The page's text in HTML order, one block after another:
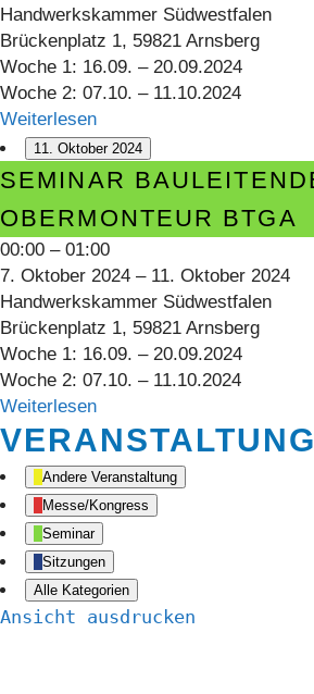
Handwerkskammer Südwestfalen
Brückenplatz 1, 59821 Arnsberg
Woche 1: 16.09. – 20.09.2024
Woche 2: 07.10. – 11.10.2024
Weiterlesen
11. Oktober 2024
Seminar
Obermonteur
BTGA
SEMINAR
OBERMONTEUR BTGA
00:00 – 01:00
7. Oktober 2024 – 11. Oktober 2024
Handwerkskammer Südwestfalen
Brückenplatz 1, 59821 Arnsberg
Woche 1: 16.09. – 20.09.2024
Woche 2: 07.10. – 11.10.2024
Weiterlesen
Andere Veranstaltung
Messe/Kongress
Seminar
Sitzungen
Alle Kategorien
Ansicht ausdrucken